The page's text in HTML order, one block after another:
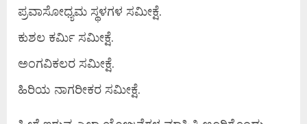
ಪ್ರವಾಸೋಧ್ಯಮ ಸ್ಥಳಗಳ ಸಮೀಕ್ಷೆ.
ಕುಶಲ ಕರ್ಮಿ ಸಮೀಕ್ಷೆ.
ಅಂಗವಿಕಲರ ಸಮೀಕ್ಷೆ.
ಹಿರಿಯ ನಾಗರೀಕರ ಸಮೀಕ್ಷೆ.